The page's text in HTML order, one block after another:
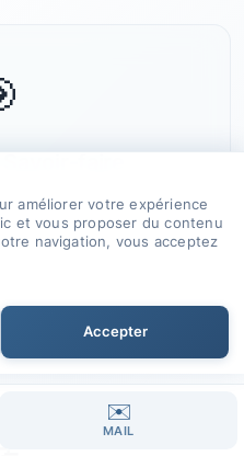
notre expérience
créer des sites
votre projet vers
✉️
MAIL
améliorer votre expérience
et vous proposer du contenu
navigation, vous acceptez
Accepter